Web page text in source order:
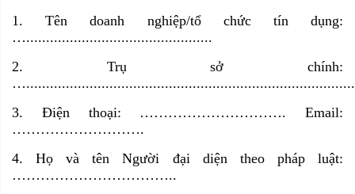
1. Tên doanh nghiệp/tổ chức tín dụng:
…...............................................
2. Trụ sở chính:
…...................................................................................
3. Điện thoại: …………………………. Email:
……………………….
4. Họ và tên Người đại diện theo pháp luật:
……………………………..